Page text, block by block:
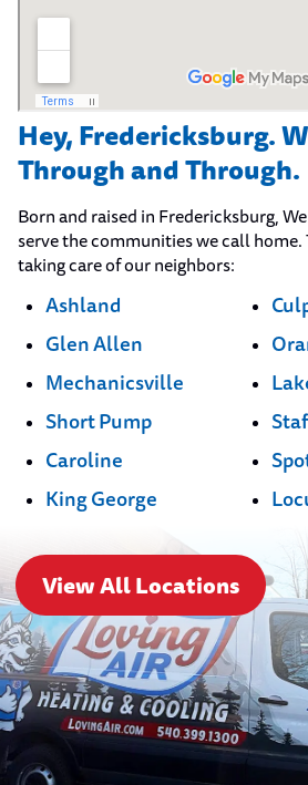
Hey, Fredericksburg.
Through and Through.
Born and raised in Fredericksburg,
serve the communities we call home.
taking care of our neighbors:
Ashland
Glen Allen
Mechanicsville
Short Pump
Caroline
King George
View All Locations